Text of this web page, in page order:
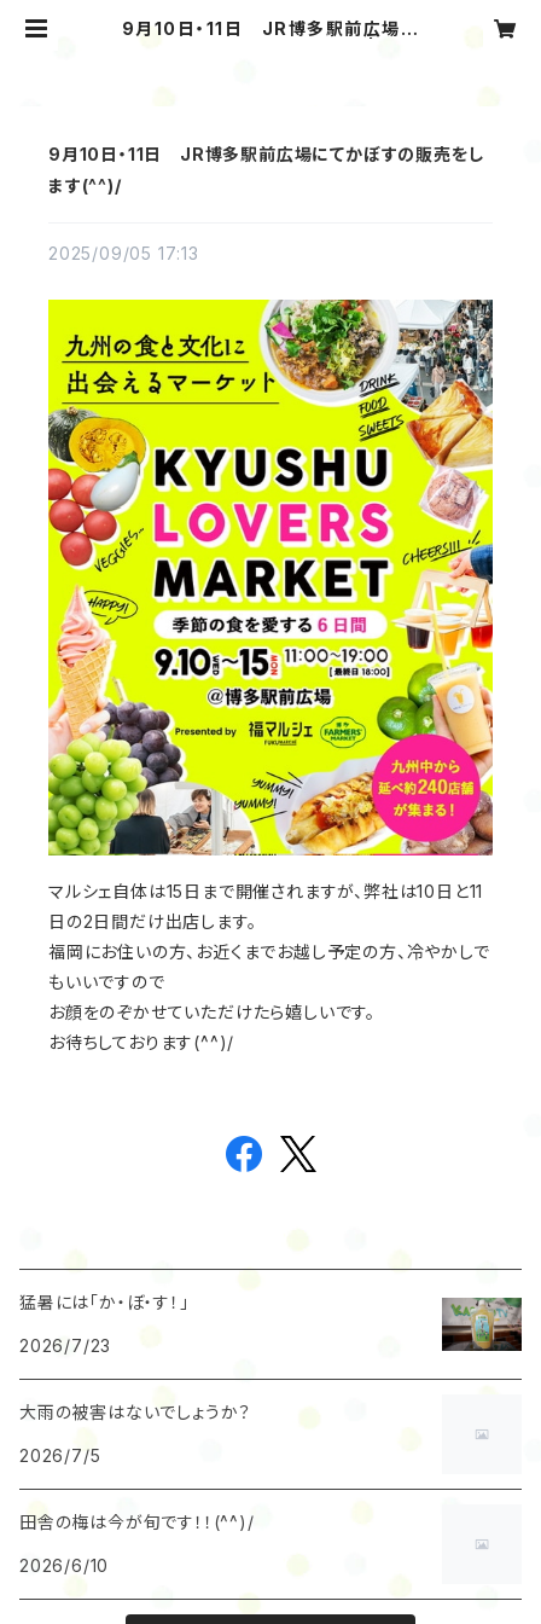
9月10日・11日 JR博多駅前広場に
9月10日・11日 JR博多駅前広場にてかぼすの販売をし
ます(^^)/
2025/09/05 17:13
マルシェ自体は15日まで開催されますが、弊社は10日と11
日の2日間だけ出店します。
福岡にお住いの方、お近くまでお越し予定の方、冷やかしで
もいいですので
お顔をのぞかせていただけたら嬉しいです。
お待ちしております(^^)/
猛暑には「か・ぼ・す！」
2026/7/23
大雨の被害はないでしょうか？
2026/7/5
田舎の梅は今が旬です！！(^^)/
2026/6/10